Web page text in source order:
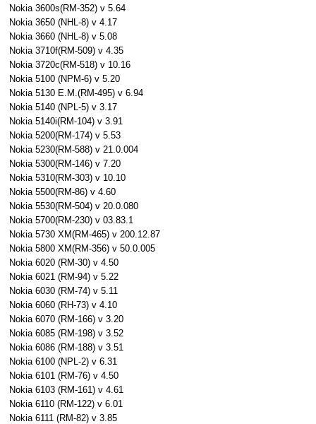
Nokia 3600s(RM-352) v 5.64
Nokia 3650 (NHL-8) v 4.17
Nokia 3660 (NHL-8) v 5.08
Nokia 3710f(RM-509) v 4.35
Nokia 3720c(RM-518) v 10.16
Nokia 5100 (NPM-6) v 5.20
Nokia 5130 E.M.(RM-495) v 6.94
Nokia 5140 (NPL-5) v 3.17
Nokia 5140i(RM-104) v 3.91
Nokia 5200(RM-174) v 5.53
Nokia 5230(RM-588) v 21.0.004
Nokia 5300(RM-146) v 7.20
Nokia 5310(RM-303) v 10.10
Nokia 5500(RM-86) v 4.60
Nokia 5530(RM-504) v 20.0.080
Nokia 5700(RM-230) v 03.83.1
Nokia 5730 XM(RM-465) v 200.12.87
Nokia 5800 XM(RM-356) v 50.0.005
Nokia 6020 (RM-30) v 4.50
Nokia 6021 (RM-94) v 5.22
Nokia 6030 (RM-74) v 5.11
Nokia 6060 (RH-73) v 4.10
Nokia 6070 (RM-166) v 3.20
Nokia 6085 (RM-198) v 3.52
Nokia 6086 (RM-188) v 3.51
Nokia 6100 (NPL-2) v 6.31
Nokia 6101 (RM-76) v 4.50
Nokia 6103 (RM-161) v 4.61
Nokia 6110 (RM-122) v 6.01
Nokia 6111 (RM-82) v 3.85